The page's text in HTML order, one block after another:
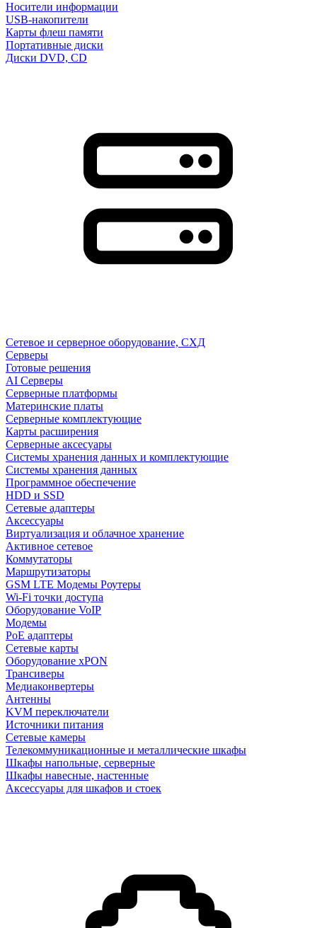
Носители информации
USB-накопители
Карты флеш памяти
Портативные диски
Диски DVD, CD
Сетевое и серверное оборудование, СХД
Cерверы
Готовые решения
AI Серверы
Серверные платформы
Материнские платы
Серверные комплектующие
Карты расширения
Серверные аксесуары
Системы хранения данных и комплектующие
Системы хранения данных
Программное обеспечение
HDD и SSD
Сетевые адаптеры
Аксессуары
Виртуализация и облачное хранение
Активное сетевое
Коммутаторы
Маршрутизаторы
GSM LTE Модемы Роутеры
Wi-Fi точки доступа
Оборудование VoIP
Модемы
PoE адаптеры
Сетевые карты
Оборудование xPON
Трансиверы
Медиаконвертеры
Антенны
KVM переключатели
Источники питания
Сетевые камеры
Телекоммуникационные и металлические шкафы
Шкафы напольные, серверные
Шкафы навесные, настенные
Аксессуары для шкафов и стоек